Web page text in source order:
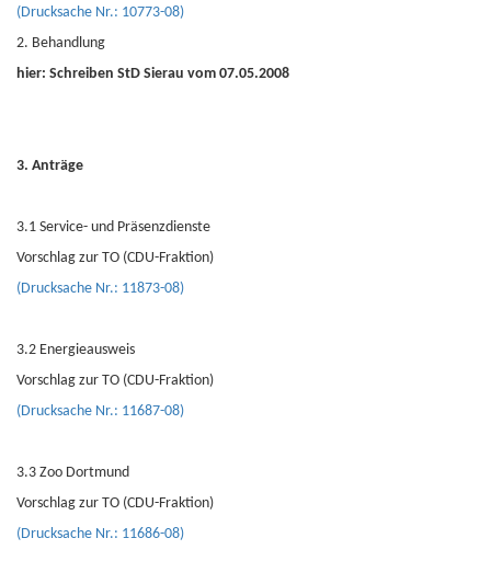
(Drucksache Nr.: 10773-08)
2. Behandlung
hier: Schreiben StD Sierau vom 07.05.2008
3. Anträge
3.1 Service- und Präsenzdienste
Vorschlag zur TO (CDU-Fraktion)
(Drucksache Nr.: 11873-08)
3.2 Energieausweis
Vorschlag zur TO (CDU-Fraktion)
(Drucksache Nr.: 11687-08)
3.3 Zoo Dortmund
Vorschlag zur TO (CDU-Fraktion)
(Drucksache Nr.: 11686-08)